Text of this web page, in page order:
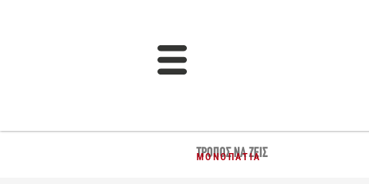
ΤΡΌΠΟΣ ΝΑ ΖΕΙΣ
ΜΟΝΟΠΆΤΙΑ